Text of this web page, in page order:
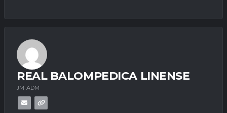
REAL BALOMPEDICA LINENSE
JM-ADM